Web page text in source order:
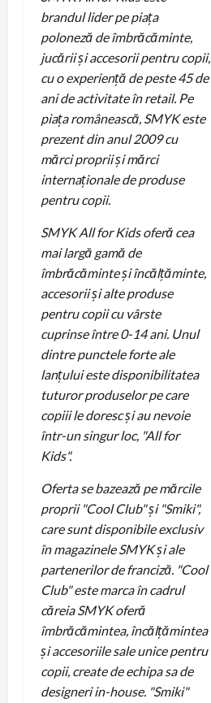
brandul lider pe piața
poloneză de îmbrăcăminte,
jucării și accesorii pentru copii,
cu o experiență de peste 45 de
ani de activitate în retail. Pe
piața românească, SMYK este
prezent din anul 2009 cu
mărci proprii și mărci
internaționale de produse
pentru copii.
SMYK All for Kids oferă cea
mai largă gamă de
îmbrăcăminte și încălțăminte,
accesorii și alte produse
pentru copii cu vârste
cuprinse între 0-14 ani. Unul
dintre punctele forte ale
lanțului este disponibilitatea
tuturor produselor pe care
copiii le doresc și au nevoie
într-un singur loc, "All for
Kids".
Oferta se bazează pe mărcile
proprii "Cool Club" și "Smiki",
care sunt disponibile exclusiv
în magazinele SMYK și ale
partenerilor de franciză. "Cool
Club" este marca în cadrul
căreia SMYK oferă
îmbrăcămintea, încălțămintea
și accesoriile sale unice pentru
copii, create de echipa sa de
designeri in-house. "Smiki"